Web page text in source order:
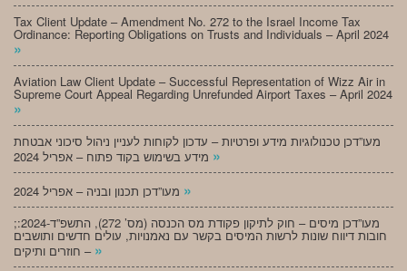
Tax Client Update – Amendment No. 272 to the Israel Income Tax
Ordinance: Reporting Obligations on Trusts and Individuals – April 2024
»
Aviation Law Client Update – Successful Representation of Wizz Air in
Supreme Court Appeal Regarding Unrefunded Airport Taxes – April 2024
»
מעו”דכן טכנולוגיות מידע ופרטיות – עדכון לקוחות לעניין ניהול סיכוני אבטחת
»
»
;מעו”דכן מיסים – חוק לתיקון פקודת מס הכנסה (מס’ 272), התשפ”ד-2024:
חובות דיווח שונות לרשות המיסים בקשר עם נאמנויות, עולים חדשים ותושבים
חוזרים ותיקים – »